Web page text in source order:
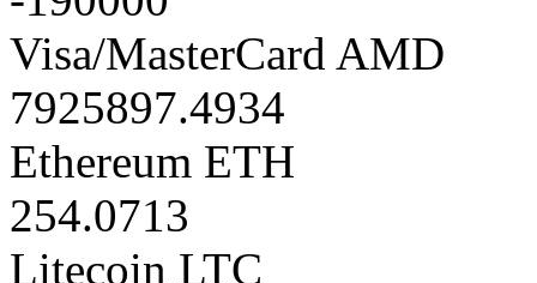
Visa/MasterCard AMD
7925897.4934
Ethereum ETH
254.0713
Litecoin LTC